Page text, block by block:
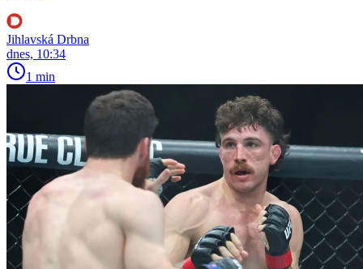
Jihlavská Drbna
dnes, 10:34
1 min